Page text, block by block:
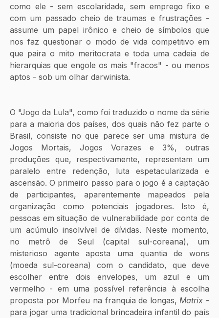
como ele - sem escolaridade, sem emprego fixo e
com um passado cheio de traumas e frustrações -
assume um papel irônico e cheio de símbolos que
nos faz questionar o modo de vida competitivo em
que paira o mito meritocrata e toda uma cadeia de
hierarquias que engole os mais "fracos" - ou menos
aptos - sob um olhar darwinista.
O "Jogo da Lula", como foi traduzido o nome da série
para a maioria dos países, dos quais não fez parte o
Brasil, consiste no que parece ser uma mistura de
Jogos Mortais, Jogos Vorazes e 3%, outras
produções que, respectivamente, representam um
paralelo entre redenção, luta espetacularizada e
ascensão. O primeiro passo para o jogo é a captação
de participantes, aparentemente mapeados pela
organização como potenciais jogadores. Isto é,
pessoas em situação de vulnerabilidade por conta de
um acúmulo insolvível de dívidas. Neste momento,
no metrô de Seul (capital sul-coreana), um
misterioso agente aposta uma quantia de wons
(moeda sul-coreana) com o candidato, que deve
escolher entre dois envelopes, um azul e um
vermelho - em uma possível referência à escolha
proposta por Morfeu na franquia de longas, Matrix -